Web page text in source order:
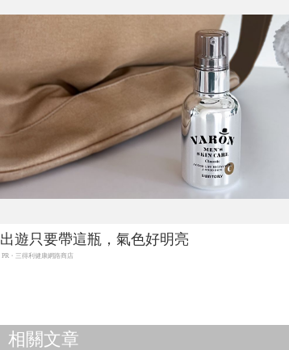
出遊只要帶這瓶，氣色好明亮
PR・三得利健康網路商店
相關文章